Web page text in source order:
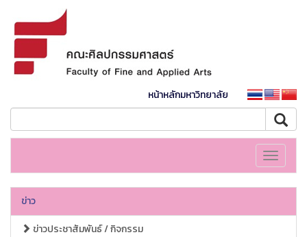
หน้าหลักมหาวิทยาลัย
Toggle
ข่าว
ข่าวประชาสัมพันธ์ / กิจกรรม